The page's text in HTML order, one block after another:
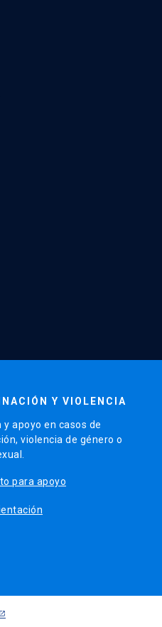
Y VIOLENCIA
y apoyo en casos de
violencia de género o
para apoyo